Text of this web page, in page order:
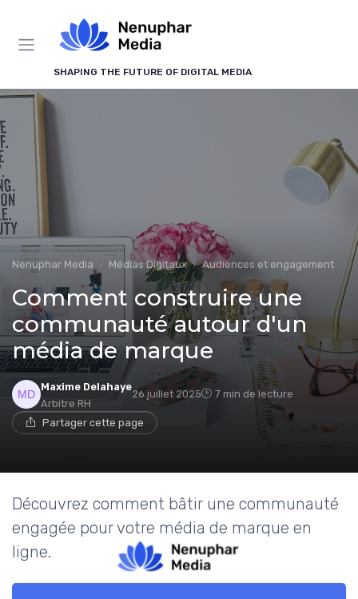
SHAPING THE FUTURE OF DIGITAL MEDIA
Nenuphar Media Médias Digitaux Audiences et engagement
Comment construire une
communauté autour d'un
média de marque
Maxime Delahaye
Arbitre RH
26 juillet 2025 7 min de lecture
Partager cette page
Découvrez comment bâtir une communauté
engagée pour votre média de marque en
ligne.